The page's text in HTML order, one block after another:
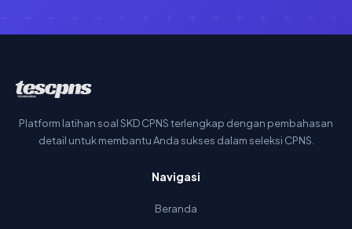
Platform latihan soal SKD CPNS terlengkap dengan pembahasan
detail untuk membantu Anda sukses dalam seleksi CPNS.
Navigasi
Beranda